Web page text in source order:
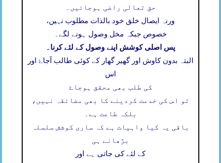
حق تعالی راضی ہوجائیں۔
ورنہ ایصال خلق خود بالذات مطلوب نہیں،
خصوص جبکہ مخل وصول ہونے لگے۔
پس اصلی کوشش اپنے وصول کے لئے کرنا۔
البتہ بدون کاوش اور گھیر گھار کے کوئی طالب آجاۓ اور
اس
کی طلب بھی محقق ہوجاۓ
تو اس کی خدمت کردینے کا بھی مضائقہ نہیں،
بلکہ طاعت ہے۔
باقی یہ کیا واہیات ہے کہ ساری کوشش سلسلہ
بڑھانے ہی
کے لئے کی جاتی ہے اور